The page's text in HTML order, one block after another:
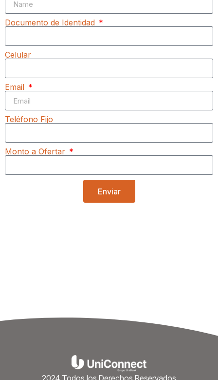
Documento de Identidad
Celular
Email
Teléfono Fijo
Monto a Ofertar
Enviar
2024 Todos los Derechos Reservados